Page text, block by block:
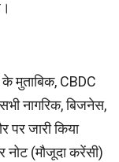
मुताबिक, CBDC
नागरिक, बिजनेस,
जारी किया
(मौजूदा करेंसी)